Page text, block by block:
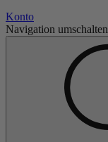
Konto
Navigation umschalten